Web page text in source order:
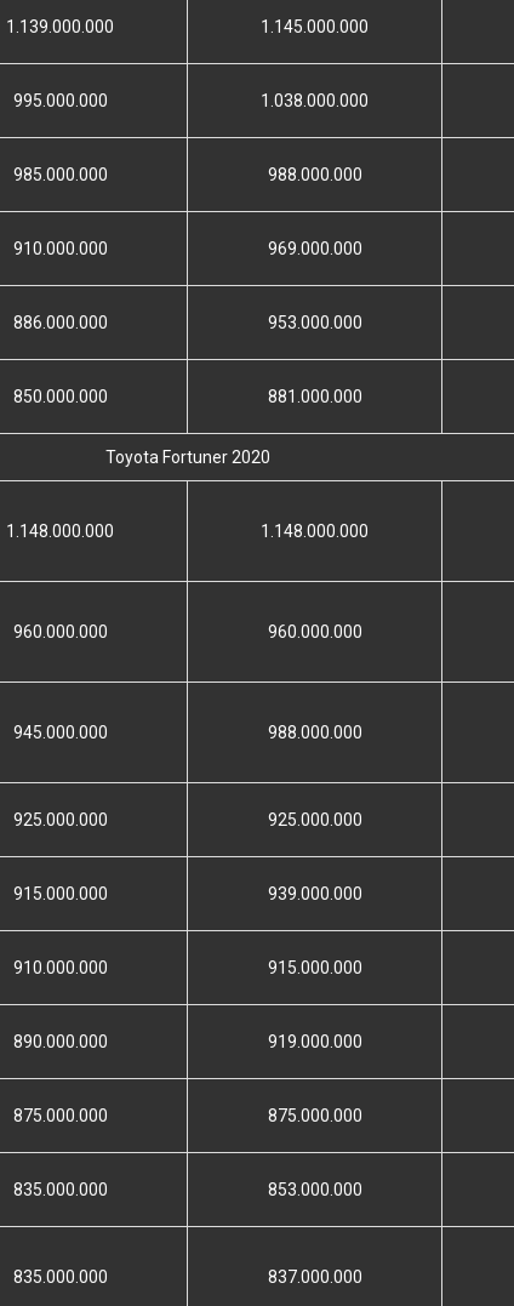
1.139.000.000 1.145.000.000
995.000.000 1.038.000.000
985.000.000 988.000.000
910.000.000 969.000.000
886.000.000 953.000.000
850.000.000 881.000.000
Toyota Fortuner 2020
1.148.000.000 1.148.000.000
960.000.000 960.000.000
945.000.000 988.000.000
925.000.000 925.000.000
915.000.000 939.000.000
910.000.000 915.000.000
890.000.000 919.000.000
875.000.000 875.000.000
835.000.000 853.000.000
835.000.000 837.000.000